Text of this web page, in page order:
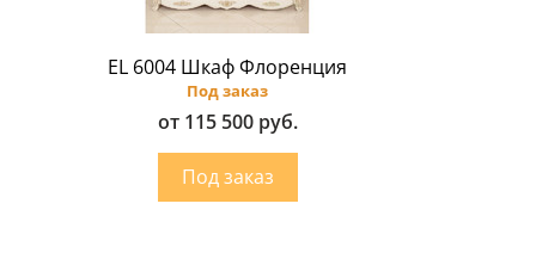
EL 6004 Шкаф Флоренция
Под заказ
от 115 500 руб.